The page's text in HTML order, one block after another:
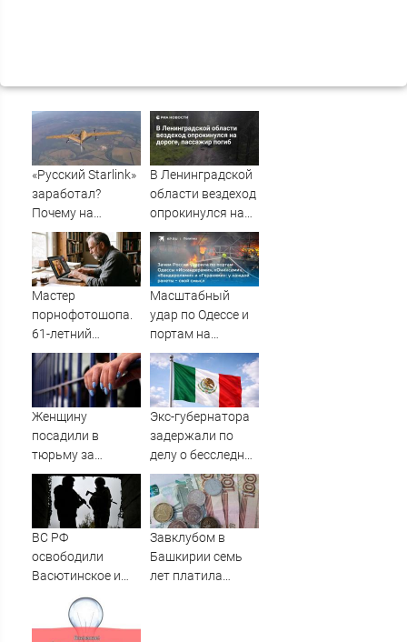
«Русский Starlink»
заработал?
Почему на
Украине кратно
увеличилась
точность
попаданий по
объектам ВСУ
В Ленинградской
области вездеход
опрокинулся на
дороге, пассажир
погиб
Мастер
порнофотошопа.
61-летний
мужчина
смастерил
порнооткрытку и
в итоге пойдёт
Масштабный
удар по Одессе и
портам на
Украине:
Последние
новости,
подробности об
августа 2026 года
Женщину
посадили в
тюрьму за
необычное имя
сына
Экс-губернатора
задержали по
делу о бесследной
пропаже 43
студентов
ВС РФ
освободили
Васютинское и
Торецкое в ДНР -
Новости на
Вести.ru
Завклубом в
Башкирии семь
лет платила